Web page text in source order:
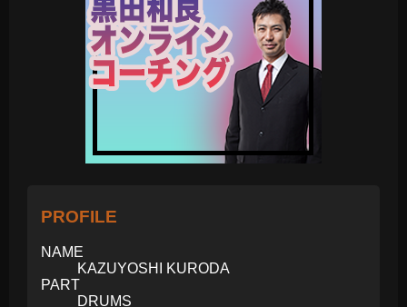
PROFILE
NAME
KAZUYOSHI KURODA
PART
DRUMS